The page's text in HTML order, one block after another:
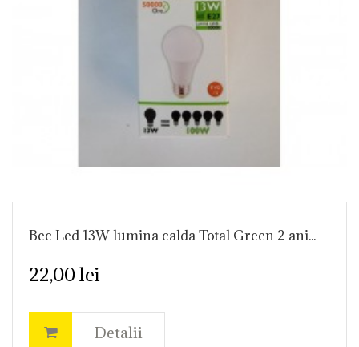
Bec Led 13W lumina calda Total Green 2 ani...
22,00 lei
Detalii